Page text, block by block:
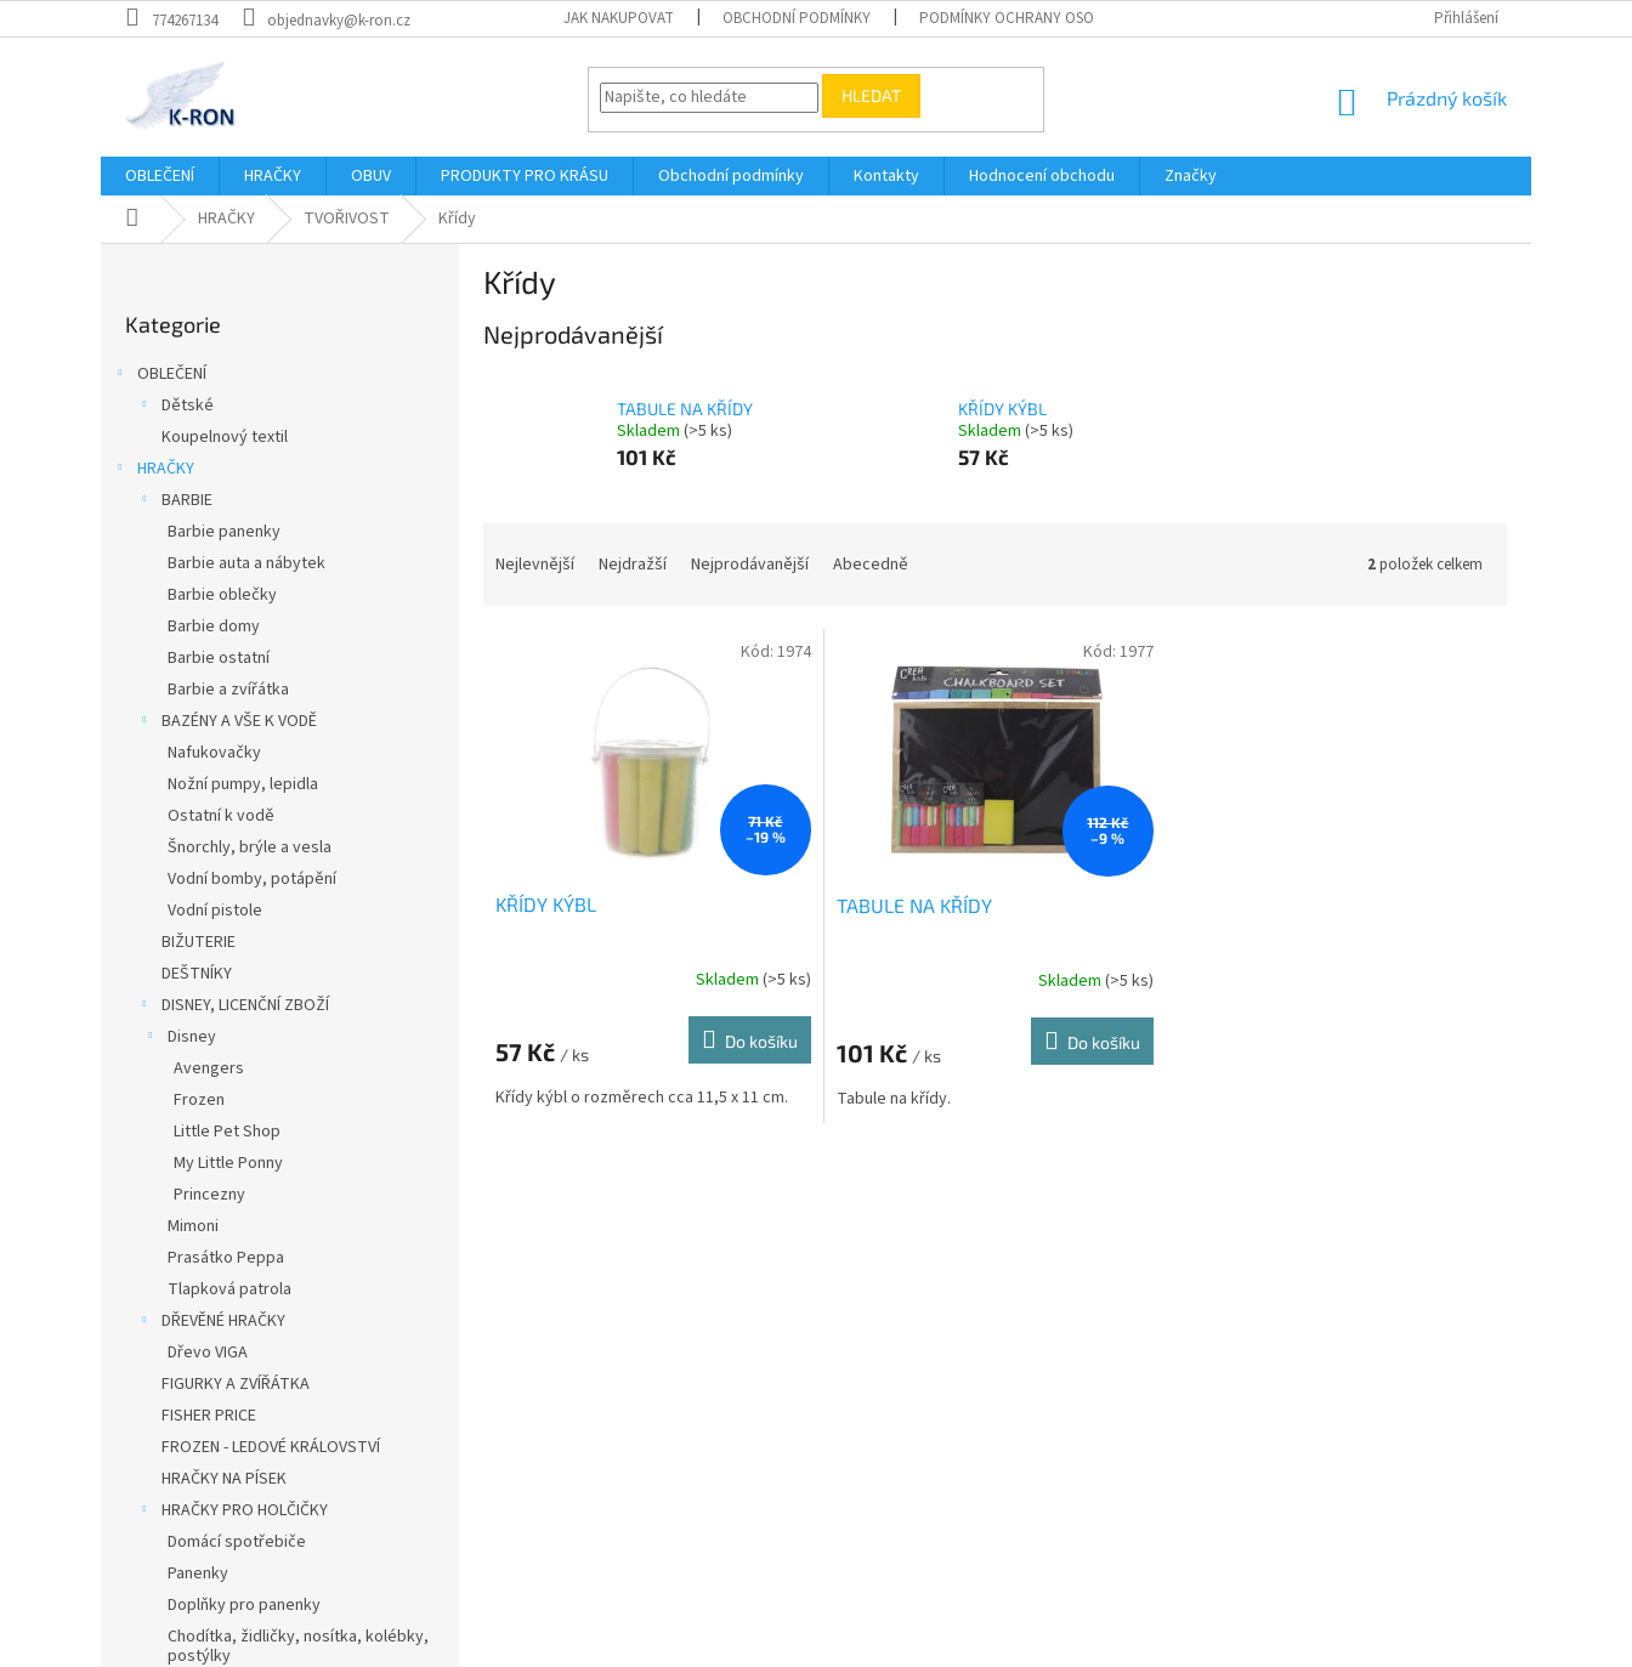
na
774267134 objednavky@k-ron.cz JAK NAKUPOVAT OBCHODNÍ PODMÍNKY PODMÍNKY OCHRANY OSOBNÍCH ÚDAJŮ Přihlášení
HLEDAT
NÁKUPNÍ
Prázdný košík
OBLEČENÍ HRAČKY OBUV PRODUKTY PRO KRÁSU Obchodní podmínky Kontakty Hodnocení obchodu
Značky
Domů HRAČKY TVOŘIVOST Křídy
kategorie
Kategorie
OBLEČENÍ
Dětské
Koupelnový textil
HRAČKY
BARBIE
Barbie panenky
Barbie auta a nábytek
Barbie oblečky
Barbie domy
Barbie ostatní
Barbie a zvířátka
BAZÉNY A VŠE K VODĚ
Nafukovačky
Nožní pumpy, lepidla
Ostatní k vodě
Šnorchly, brýle a vesla
Vodní bomby, potápění
Vodní pistole
BIŽUTERIE
DEŠTNÍKY
DISNEY, LICENČNÍ ZBOŽÍ
Disney
Avengers
Frozen
Little Pet Shop
My Little Ponny
Princezny
Mimoni
Prasátko Peppa
Tlapková patrola
DŘEVĚNÉ HRAČKY
Dřevo VIGA
FIGURKY A ZVÍŘÁTKA
FISHER PRICE
FROZEN - LEDOVÉ KRÁLOVSTVÍ
HRAČKY NA PÍSEK
HRAČKY PRO HOLČIČKY
Domácí spotřebiče
Panenky
Doplňky pro panenky
Chodítka, židličky, nosítka, kolébky,
postýlky
Křídy
Nejprodávanější
TABULE NA KŘÍDY
Skladem (>5 ks)
101 Kč
KŘÍDY KÝBL
Skladem (>5 ks)
57 Kč
Nejlevnější Nejdražší Nejprodávanější Abecedně 2položek celkem
71 Kč
–19 %
KŘÍDY KÝBL
Skladem (>5 ks)
57 Kč / ks
Do košíku
Křídy kýbl o rozměrech cca 11,5 x 11 cm.
Kód: 1974
112 Kč
–9 %
TABULE NA KŘÍDY
Skladem (>5 ks)
101 Kč / ks
Do košíku
Tabule na křídy.
Kód: 1977